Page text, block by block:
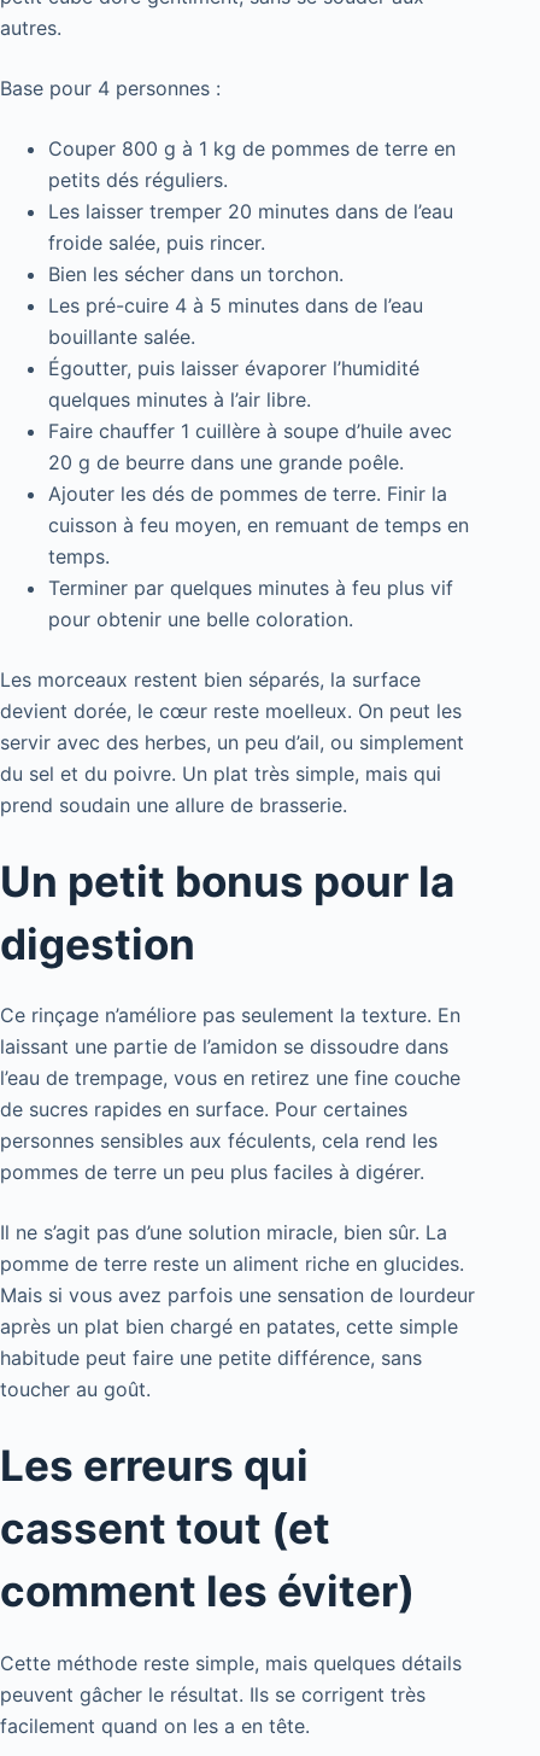
autres.
Base pour 4 personnes :
Couper 800 g à 1 kg de pommes de terre en
petits dés réguliers.
Les laisser tremper 20 minutes dans de l’eau
froide salée, puis rincer.
Bien les sécher dans un torchon.
Les pré-cuire 4 à 5 minutes dans de l’eau
bouillante salée.
Égoutter, puis laisser évaporer l’humidité
quelques minutes à l’air libre.
Faire chauffer 1 cuillère à soupe d’huile avec
20 g de beurre dans une grande poêle.
Ajouter les dés de pommes de terre. Finir la
cuisson à feu moyen, en remuant de temps en
temps.
Terminer par quelques minutes à feu plus vif
pour obtenir une belle coloration.
Les morceaux restent bien séparés, la surface
devient dorée, le cœur reste moelleux. On peut les
servir avec des herbes, un peu d’ail, ou simplement
du sel et du poivre. Un plat très simple, mais qui
prend soudain une allure de brasserie.
Un petit bonus pour la
digestion
Ce rinçage n’améliore pas seulement la texture. En
laissant une partie de l’amidon se dissoudre dans
l’eau de trempage, vous en retirez une fine couche
de sucres rapides en surface. Pour certaines
personnes sensibles aux féculents, cela rend les
pommes de terre un peu plus faciles à digérer.
Il ne s’agit pas d’une solution miracle, bien sûr. La
pomme de terre reste un aliment riche en glucides.
Mais si vous avez parfois une sensation de lourdeur
après un plat bien chargé en patates, cette simple
habitude peut faire une petite différence, sans
toucher au goût.
Les erreurs qui
cassent tout (et
comment les éviter)
Cette méthode reste simple, mais quelques détails
peuvent gâcher le résultat. Ils se corrigent très
facilement quand on les a en tête.